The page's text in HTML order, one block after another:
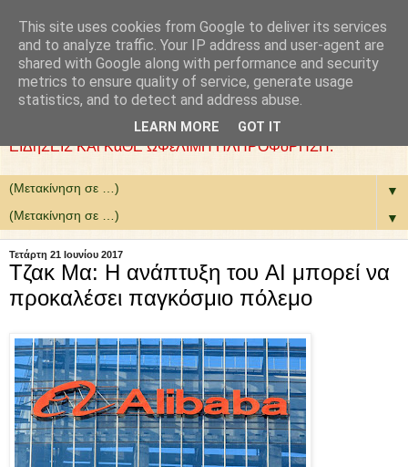
: COLLaZ NeWS aND
MoRE
ΘέΛΟΥΜΕ ΝΑ ΕίΜΑΣΤΕ ΧΡήΣΙΜΟΙ. ΕΠΙΛέΓΟΥΜΕ
ΕΙΔήΣΕΙΣ ΚΑι ΚάΘΕ ΩΦέΛΙΜΗ ΠΛΗΡΟΦόΡΗΣΗ.
▼
▼
Τετάρτη 21 Ιουνίου 2017
Τζακ Μα: Η ανάπτυξη του AI μπορεί να
προκαλέσει παγκόσμιο πόλεμο
This site uses cookies from Google to deliver its services
and to analyze traffic. Your IP address and user-agent are
shared with Google along with performance and security
metrics to ensure quality of service, generate usage
statistics, and to detect and address abuse.
LEARN MORE GOT IT